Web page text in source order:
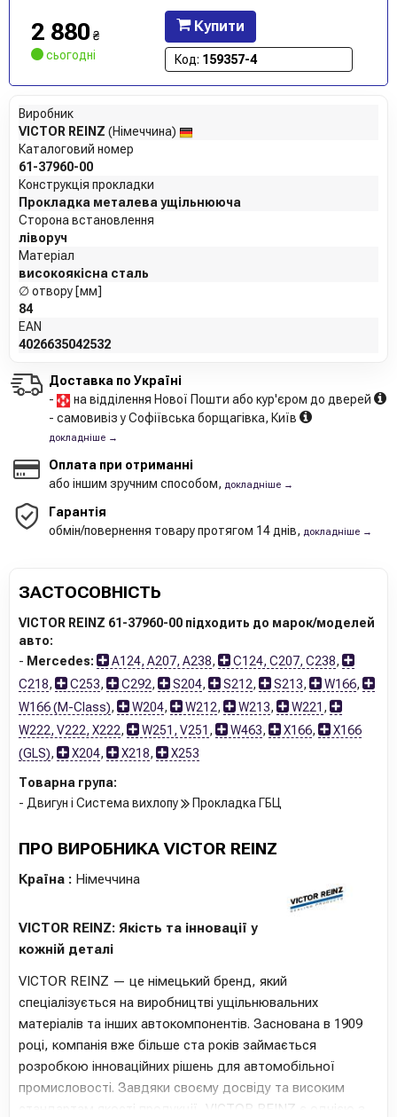
2 880 ₴
сьогодні
Купити
Код: 159357-4
Виробник
VICTOR REINZ (Німеччина)
Каталоговий номер
61-37960-00
Конструкція прокладки
Прокладка металева ущільнююча
Сторона встановлення
ліворуч
Матеріал
високоякісна сталь
∅ отвору [мм]
84
EAN
4026635042532
Доставка по Україні
-
на відділення Нової Пошти або кур'єром до дверей
- самовивіз у Софіївська борщагівка, Київ
докладніше →
Оплата при отриманні
або іншим зручним способом, докладніше →
Гарантія
обмін/повернення товару протягом 14 днів, докладніше →
ЗАСТОСОВНІСТЬ
VICTOR REINZ 61-37960-00 підходить до марок/моделей
авто:
- Mercedes: A124, A207, A238, C124, C207, C238,
C218, C253, C292, S204, S212, S213, W166,
W166 (M-Class), W204, W212, W213, W221 ,
W222, V222, X222, W251, V251 , W463, X166,
X166
(GLS), X204, X218, X253
Товарна група:
- Двигун і Система вихлопу
Прокладка ГБЦ
ПРО ВИРОБНИКА VICTOR REINZ
Країна : Німеччина
VICTOR REINZ: Якість та інновації у
кожній деталі
VICTOR REINZ — це німецький бренд, який
спеціалізується на виробництві ущільнювальних
матеріалів та інших автокомпонентів. Заснована в 1909
році, компанія вже більше ста років займається
розробкою інноваційних рішень для автомобільної
промисловості. Завдяки своєму досвіду та високим
стандартам якості продукції, VICTOR REINZ є однією з